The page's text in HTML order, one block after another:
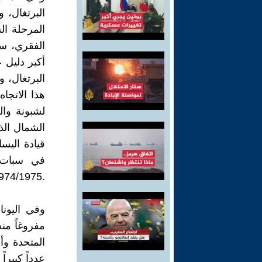
‬1975‭.‬
‬عدداً‭ ‬كبيراً‭ ‬من‭ ‬المثقفين‭ ‬كلاجئين‭ ‬سياسيين‭. ‬